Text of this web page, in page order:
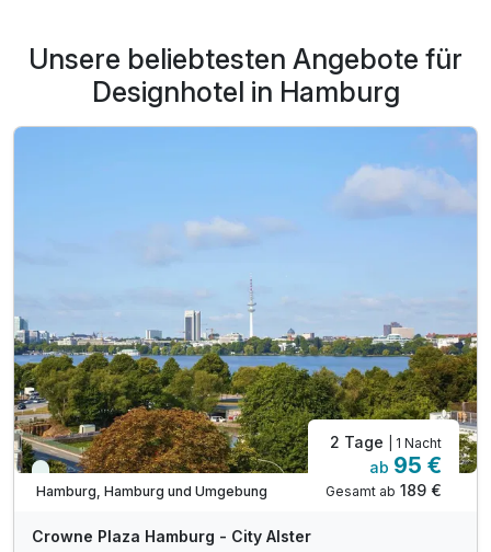
Unsere beliebtesten Angebote für
Designhotel in Hamburg
WAR
Viele Termine frei
Hamburg, Hamburg und Umgebung
2 Tage | 1 Nacht
ab 95 €
Gesamt ab 189 €
Crowne Plaza Hamburg - City Alster